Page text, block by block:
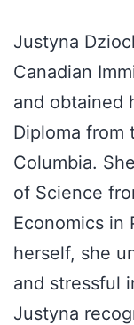
Justyna
Canadian
and obtained
Diploma from
Columbia.
of Science
Economics in
herself, she
and stressful
Justyna